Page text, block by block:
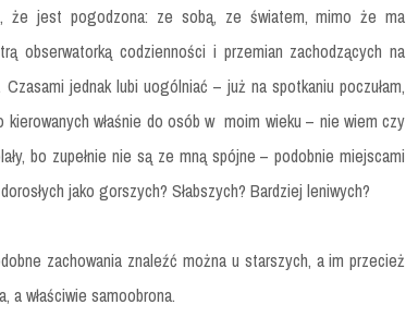
że jest pogodzona: ze sobą, ze światem, mimo że ma
obserwatorką codzienności i przemian zachodzących na
jednak lubi uogólniać – już na spotkaniu poczułam,
kierowanych właśnie do osób w moim wieku – nie wiem czy
bo zupełnie nie są ze mną spójne – podobnie miejscami
jako gorszych? Słabszych? Bardziej leniwych?
zachowania znaleźć można u starszych, a im przecież
właściwie samoobrona.